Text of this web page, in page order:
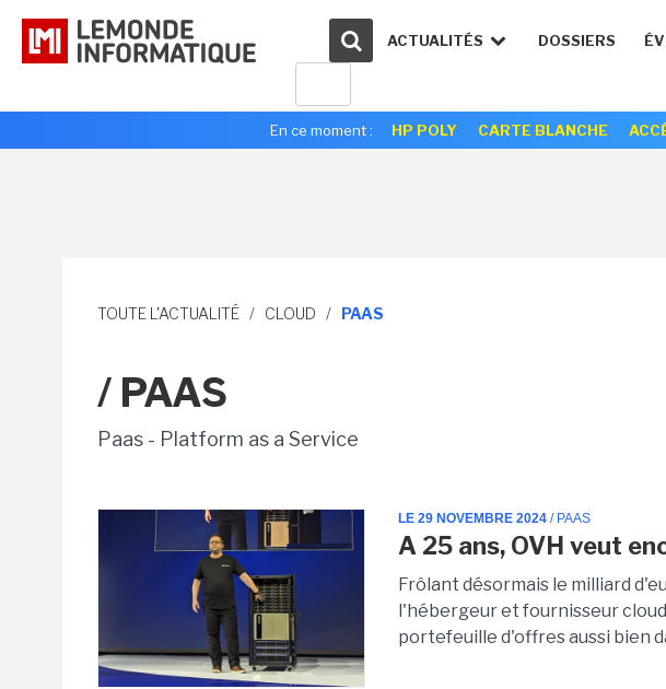
ACTUALITÉS DOSSIERS
En ce moment : HP POLY CARTE BLANCHE
TOUTE L'ACTUALITÉ / CLOUD / PAAS
/ PAAS
Paas - Platform as a Service
LE 29 NOVEMBRE 2024 / PAAS
A 25 ans, OVH veut
Frôlant désormais le milliard
l'hébergeur et fournisseur
portefeuille d'offres aussi bien